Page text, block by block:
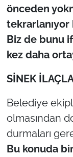
önceden
Biz de bunu
kez daha
SİNEK
Belediye
olmasından
durmaları
Bu konuda